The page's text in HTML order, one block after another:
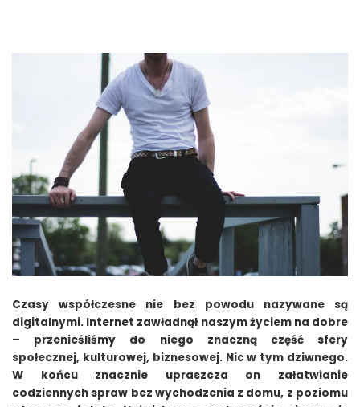
Czasy współczesne nie bez powodu nazywane są
digitalnymi. Internet zawładnął naszym życiem na dobre
– przenieśliśmy do niego znaczną część sfery
społecznej, kulturowej, biznesowej. Nic w tym dziwnego.
W końcu znacznie upraszcza on załatwianie
codziennych spraw bez wychodzenia z domu, z poziomu